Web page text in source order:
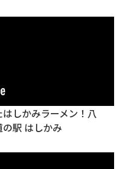
はしかみラーメン！八
駅 はしかみ